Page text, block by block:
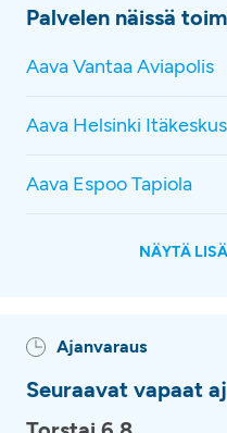
Palvelen näissä
Aava Vantaa Aviapolis
Aava Helsinki Itäkeskus
Aava Espoo Tapiola
NÄYTÄ
Ajanvaraus
Seuraavat vapaat